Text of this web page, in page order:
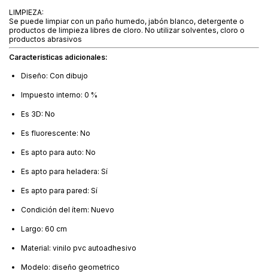
LIMPIEZA:
Se puede limpiar con un paño humedo, jabón blanco, detergente o
productos de limpieza libres de cloro. No utilizar solventes, cloro o
productos abrasivos
Características adicionales:
Diseño: Con dibujo
Impuesto interno: 0 %
Es 3D: No
Es fluorescente: No
Es apto para auto: No
Es apto para heladera: Sí
Es apto para pared: Sí
Condición del ítem: Nuevo
Largo: 60 cm
Material: vinilo pvc autoadhesivo
Modelo: diseño geometrico